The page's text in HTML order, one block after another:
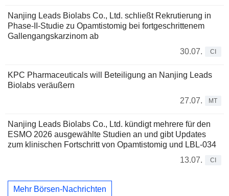
Nanjing Leads Biolabs Co., Ltd. schließt Rekrutierung in
Phase-II-Studie zu Opamtistomig bei fortgeschrittenem
Gallengangskarzinom ab
30.07.
CI
KPC Pharmaceuticals will Beteiligung an Nanjing Leads
Biolabs veräußern
27.07.
MT
Nanjing Leads Biolabs Co., Ltd. kündigt mehrere für den
ESMO 2026 ausgewählte Studien an und gibt Updates
zum klinischen Fortschritt von Opamtistomig und LBL-034
13.07.
CI
Mehr Börsen-Nachrichten